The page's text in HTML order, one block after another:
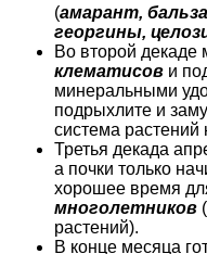
(амарант,
георгины,
Во второй декаде
клематисов и
минеральными
подрыхлите и
система растений
Третья декада
а почки только
хорошее время
многолетников
растений).
В конце месяца